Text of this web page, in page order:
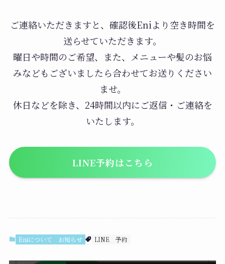
了承ください。
簡単に予約できる
LINE予約は簡単なのもオススメな理由で
こんにちは。
○月○日にカットカラート
リートメントで予約したい
このようなLINEを送っていただくと確認後
ご連絡いただきますと、確認後Eniより空き時間を
送らせていただきます。
曜日や時間のご希望、また、メニューや髪のお悩
みなどもございましたら合わせてお送りください
ませ。
休日などを除き、24時間以内にご返信・ご連絡を
いたします。
LINE予約はこちら
Eniについて お知らせ LINE 予約